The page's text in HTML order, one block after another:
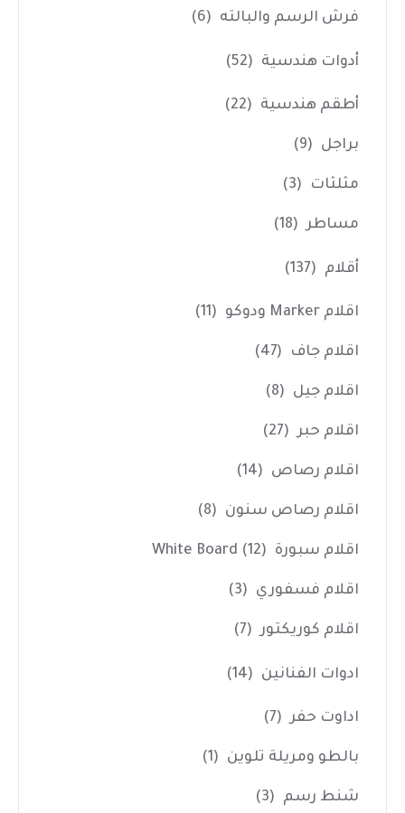
فرش الرسم والبالته (6)
أدوات هندسية (52)
أطقم هندسية (22)
براجل (9)
مثلثات (3)
مساطر (18)
أقلام (137)
اقلام Marker ودوكو (11)
اقلام جاف (47)
اقلام جيل (8)
اقلام حبر (27)
اقلام رصاص (14)
اقلام رصاص سنون (8)
اقلام سبورة White Board (12)
اقلام فسفوري (3)
اقلام كوريكتور (7)
ادوات الفنانين (14)
اداوت حفر (7)
بالطو ومريلة تلوين (1)
شنط رسم (3)